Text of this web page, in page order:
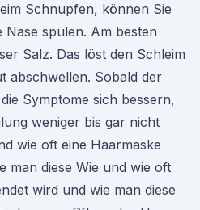
Schnupfen, können Sie
Nase spülen. Am besten
Salz. Das löst den Schleim
abschwellen. Sobald der
Symptome sich bessern,
weniger bis gar nicht
wie oft eine Haarmaske
man diese Wie und wie oft
wird und wie man diese